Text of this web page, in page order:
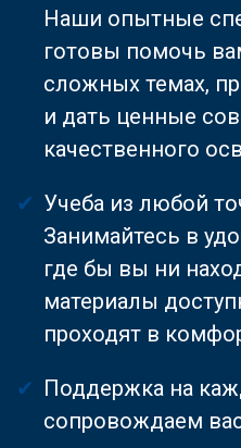
Наши опытные
готовы помочь
сложных темах,
и дать ценные
качественного
Учеба из любой
Занимайтесь в
где бы вы ни
материалы
проходят в
Поддержка на
сопровождаем